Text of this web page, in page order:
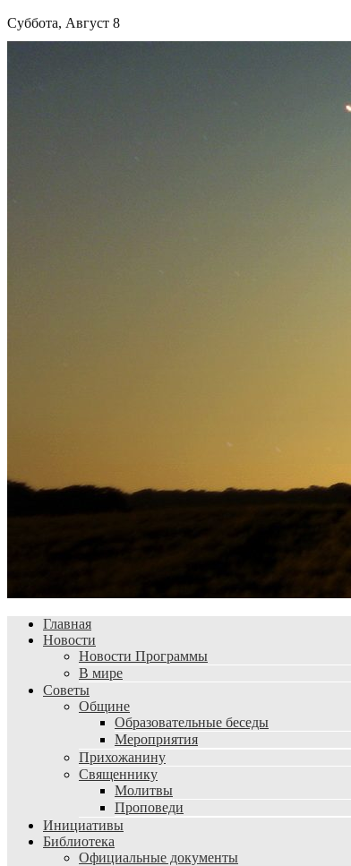
Суббота, Август 8
Главная
Новости
Новости Программы
В мире
Советы
Общине
Образовательные беседы
Мероприятия
Прихожанину
Священнику
Молитвы
Проповеди
Инициативы
Библиотека
Официальные документы